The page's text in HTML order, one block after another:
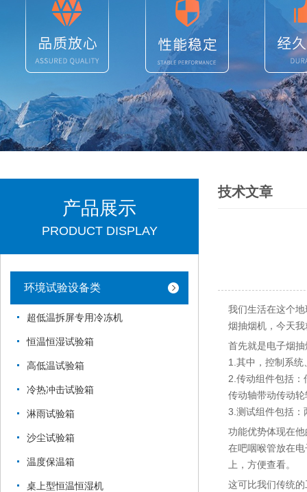
产品展示
PRODUCT DISPLAY
环境试验设备类
超低温拆屏专用冷冻机
恒温恒湿试验箱
高低温试验箱
冷热冲击试验箱
淋雨试验箱
沙尘试验箱
温度保温箱
桌上型恒温恒湿机
技术文章
我们生活在这个
烟抽烟机，今天
首先就是电子烟
1.其中，控制系
2.传动组件包括
传动轴带动传动
3.测试组件包括：
功能优势体现在
在吧咽喉管放在
上，方便查看。
这可比我们传统